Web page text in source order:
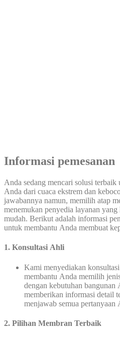
Informasi pemesanan
Anda sedang mencari solusi
Anda dari cuaca ekstrem dan
jawabannya namun, memilih atap
menemukan penyedia layanan
mudah. Berikut adalah informasi
untuk membantu Anda membuat
1. Konsultasi Ahli
Kami menyediakan
membantu Anda memilih
dengan kebutuhan bangunan
memberikan informasi detail
menjawab semua pertanyaan
2. Pilihan Membran Terbaik